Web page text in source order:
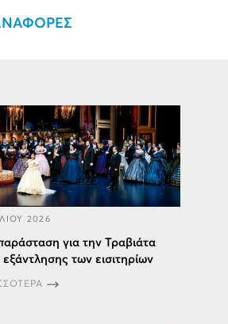
2026
για την Τραβιάτα
εξάντλησης των εισιτηρίων